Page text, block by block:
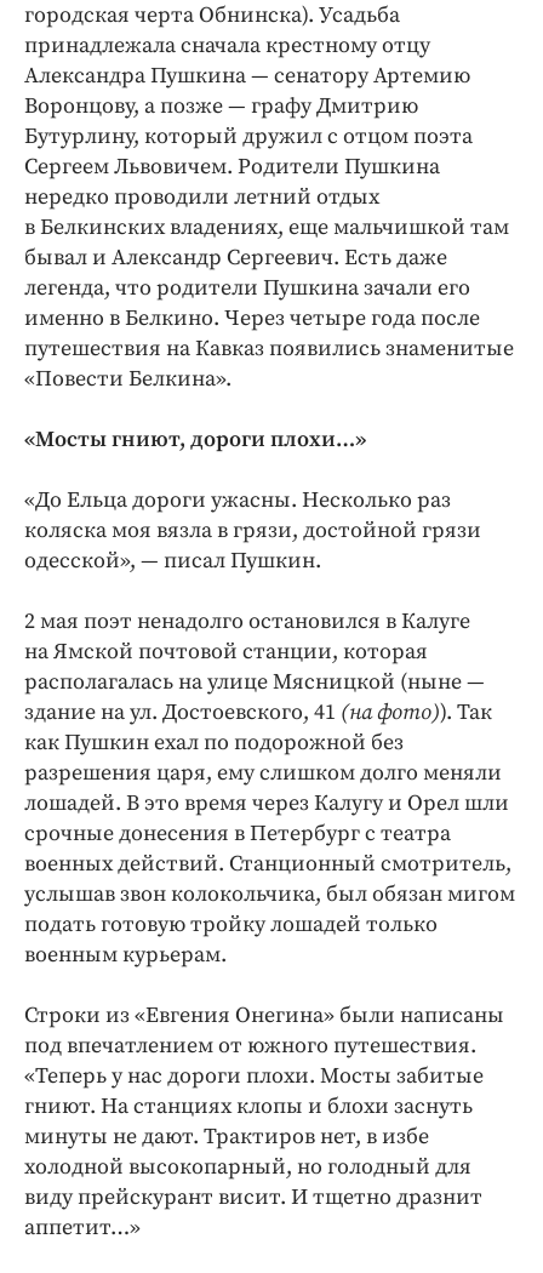
городская черта Обнинска). Усадьба
принадлежала сначала крестному отцу
Александра Пушкина — сенатору Артемию
Воронцову, а позже — графу Дмитрию
Бутурлину, который дружил с отцом поэта
Сергеем Львовичем. Родители Пушкина
нередко проводили летний отдых
в Белкинских владениях, еще мальчишкой там
бывал и Александр Сергеевич. Есть даже
легенда, что родители Пушкина зачали его
именно в Белкино. Через четыре года после
путешествия на Кавказ появились знаменитые
«Повести Белкина».
«Мосты гниют, дороги плохи…»
«До Ельца дороги ужасны. Несколько раз
коляска моя вязла в грязи, достойной грязи
одесской», — писал Пушкин.
2 мая поэт ненадолго остановился в Калуге
на Ямской почтовой станции, которая
располагалась на улице Мясницкой (ныне —
здание на ул. Достоевского, 41 (на фото)). Так
как Пушкин ехал по подорожной без
разрешения царя, ему слишком долго меняли
лошадей. В это время через Калугу и Орел шли
срочные донесения в Петербург с театра
военных действий. Станционный смотритель,
услышав звон колокольчика, был обязан мигом
подать готовую тройку лошадей только
военным курьерам.
Строки из «Евгения Онегина» были написаны
под впечатлением от южного путешествия.
«Теперь у нас дороги плохи. Мосты забитые
гниют. На станциях клопы и блохи заснуть
минуты не дают. Трактиров нет, в избе
холодной высокопарный, но голодный для
виду прейскурант висит. И тщетно дразнит
аппетит…»